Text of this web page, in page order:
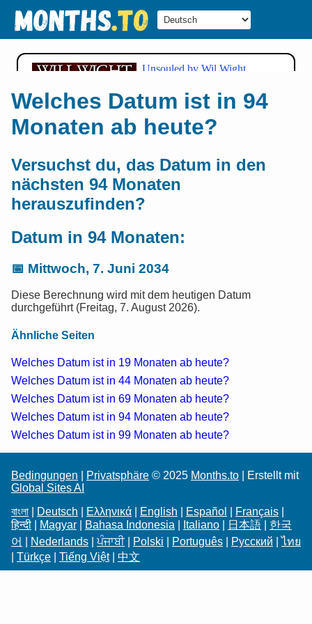
Welches Datum ist in 94
Monaten ab heute?
Versuchst du, das Datum in den
nächsten 94 Monaten
herauszufinden?
Datum in 94 Monaten:
📅 Mittwoch, 7. Juni 2034
Diese Berechnung wird mit dem heutigen Datum
durchgeführt (Freitag, 7. August 2026).
Ähnliche Seiten
Welches Datum ist in 19 Monaten ab heute?
Welches Datum ist in 44 Monaten ab heute?
Welches Datum ist in 69 Monaten ab heute?
Welches Datum ist in 94 Monaten ab heute?
Welches Datum ist in 99 Monaten ab heute?
Bedingungen Privatsphäre © 2025 Months.to | Erstellt mit
Global Sites AI
বাংলা
Deutsch Ελληνικά English Español Français
हिन्दी
Magyar Bahasa Indonesia Italiano 日本語
한국
어
Nederlands |ਪੰਜਾਬੀ| Polski Português Русский |ไทย
Türkçe Tiếng Việt| 中文